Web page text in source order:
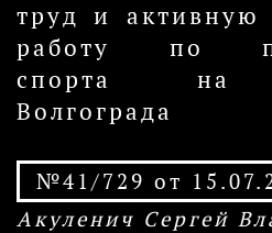
труд и активную
работу по
спорта на
Волгограда
№41/729 от
Акуленич Сергей